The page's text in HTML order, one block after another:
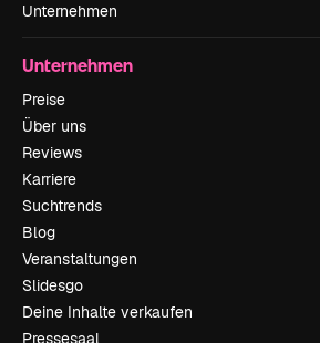
Unternehmen
Unternehmen
Preise
Über uns
Reviews
Karriere
Suchtrends
Blog
Veranstaltungen
Slidesgo
Deine Inhalte verkaufen
Pressesaal